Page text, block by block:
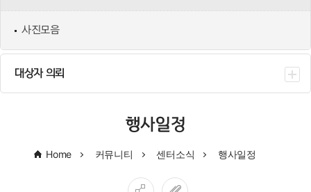
사진모음
대상자 의뢰
행사일정
Home 커뮤니티 센터소식 행사일정